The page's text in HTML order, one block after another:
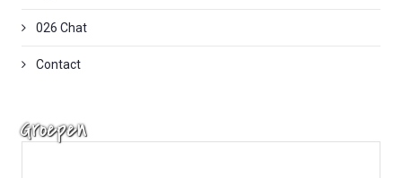
026 Chat
Contact
Groepen